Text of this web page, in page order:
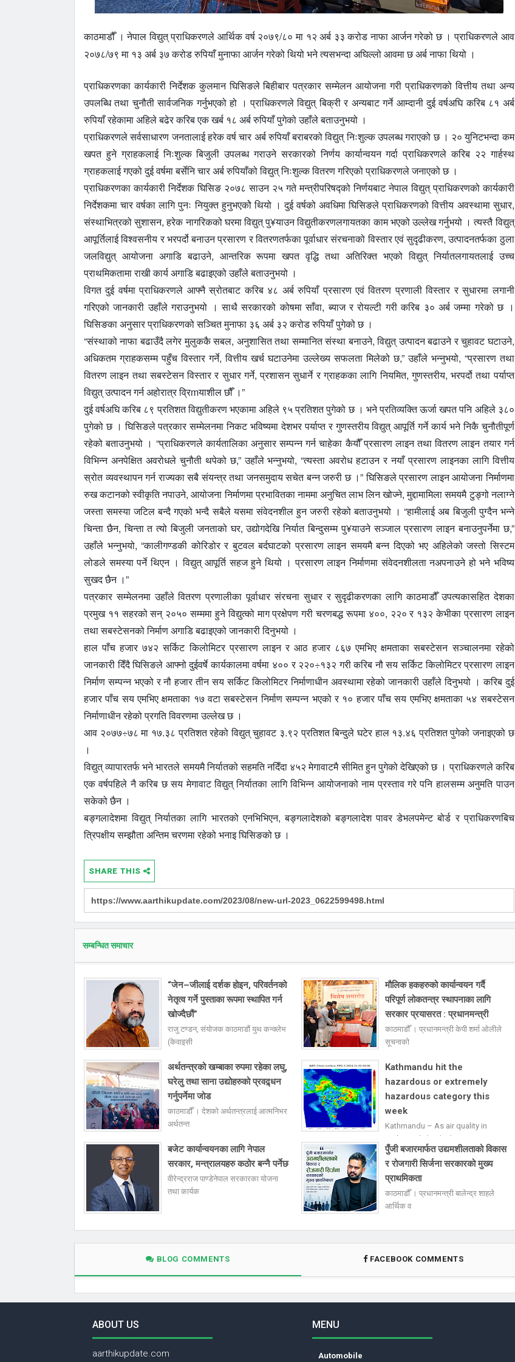
काठमाडौँ । नेपाल विद्युत् प्राधिकरणले आर्थिक वर्ष २०७९/८० मा १२ अर्ब ३३ करोड नाफा आर्जन गरेको छ । प्राधिकरणले आव
२०७८/७९ मा १३ अर्ब ३७ करोड रुपियाँ मुनाफा आर्जन गरेको थियो भने त्यसभन्दा अघिल्लो आवमा छ अर्ब नाफा थियो ।
प्राधिकरणका कार्यकारी निर्देशक कुलमान घिसिङले बिहीबार पत्रकार सम्मेलन आयोजना गरी प्राधिकरणको वित्तीय तथा अन्य
उपलब्धि तथा चुनौती सार्वजनिक गर्नुभएको हो । प्राधिकरणले विद्युत् बिक्री र अन्यबाट गर्ने आम्दानी दुई वर्षअघि करिब ८१ अर्ब
रुपियाँ रहेकामा अहिले बढेर करिब एक खर्ब १८ अर्ब रुपियाँ पुगेको उहाँले बताउनुभयो ।
प्राधिकरणले सर्वसाधारण जनतालाई हरेक वर्ष चार अर्ब रुपियाँ बराबरको विद्युत् निःशुल्क उपलब्ध गराएको छ । २० युनिटभन्दा कम
खपत हुने ग्राहकलाई निःशुल्क बिजुली उपलब्ध गराउने सरकारको निर्णय कार्यान्वयन गर्दा प्राधिकरणले करिब २२ गार्हस्थ
ग्राहकलाई गएको दुई वर्षमा बर्सेनि चार अर्ब रुपियाँको विद्युत् निःशुल्क वितरण गरिएको प्राधिकरणले जनाएको छ ।
प्राधिकरणका कार्यकारी निर्देशक घिसिङ २०७८ साउन २५ गते मन्त्रीपरिषद्को निर्णयबाट नेपाल विद्युत् प्राधिकरणको कार्यकारी
निर्देशकमा चार वर्षका लागि पुनः नियुक्त हुनुभएकोे थियो । दुई वर्षको अवधिमा घिसिङले प्राधिकरणको वित्तीय अवस्थामा सुधार,
संस्थाभित्रको सुशासन, हरेक नागरिकको घरमा विद्युत् पु¥याउन विद्युतीकरणलगायतका काम भएको उल्लेख गर्नुभयो । त्यस्तै विद्युत्
आपूर्तिलाई विश्वसनीय र भरपर्दो बनाउन प्रसारण र वितरणतर्फका पूर्वाधार संरचनाको विस्तार एवं सुदृढीकरण, उत्पादनतर्फका ठुला
जलविद्युत् आयोजना अगाडि बढाउने, आन्तरिक रूपमा खपत वृद्धि तथा अतिरिक्त भएको विद्युत् निर्यातलगायतलाई उच्च
प्राथमिकतामा राखी कार्य अगाडि बढाइएको उहाँले बताउनुभयो ।
विगत दुई वर्षमा प्राधिकरणले आफ्नै स्रोतबाट करिब ४८ अर्ब रुपियाँ प्रसारण एवं वितरण प्रणाली विस्तार र सुधारमा लगानी
गरिएको जानकारी उहाँले गराउनुभयो । साथै सरकारको कोषमा साँवा, ब्याज र रोयल्टी गरी करिब ३० अर्ब जम्मा गरेको छ ।
घिसिङका अनुसार प्राधिकरणको सञ्चित मुनाफा ३६ अर्ब ३२ करोड रुपियाँ पुगेको छ ।
“संस्थाको नाफा बढाउँदै लगेर मुलुककै सबल, अनुशासित तथा सम्मानित संस्था बनाउने, विद्युत् उत्पादन बढाउने र चुहावट घटाउने,
अधिकतम ग्राहकसम्म पहुँच विस्तार गर्ने, वित्तीय खर्च घटाउनेमा उल्लेख्य सफलता मिलेको छ,” उहाँले भन्नुभयो, “प्रसारण तथा
वितरण लाइन तथा सबस्टेसन विस्तार र सुधार गर्ने, प्रशासन सुधार्ने र ग्राहकका लागि नियमित, गुणस्तरीय, भरपर्दो तथा पर्याप्त
विद्युत् उत्पादन गर्न अहोरात्र व्रिmयाशील छौँ ।”
दुई वर्षअघि करिब ८९ प्रतिशत विद्युतीकरण भएकामा अहिले ९५ प्रतिशत पुगेको छ । भने प्रतिव्यक्ति ऊर्जा खपत पनि अहिले ३८०
पुगेको छ । घिसिङले पत्रकार सम्मेलनमा निकट भविष्यमा देशभर पर्याप्त र गुणस्तरीय विद्युत् आपूर्ति गर्ने कार्य भने निकै चुनौतीपूर्ण
रहेको बताउनुभयो । “प्राधिकरणले कार्यतालिका अनुसार सम्पन्न गर्न चाहेका कैयौँ प्रसारण लाइन तथा वितरण लाइन तयार गर्न
विभिन्न अनपेक्षित अवरोधले चुनौती थपेको छ,” उहाँले भन्नुभयो, “त्यस्ता अवरोध हटाउन र नयाँ प्रसारण लाइनका लागि वित्तीय
स्रोत व्यवस्थापन गर्न राज्यका सबै संयन्त्र तथा जनसमुदाय सचेत बन्न जरुरी छ ।” घिसिङले प्रसारण लाइन आयोजना निर्माणमा
रुख कटानको स्वीकृति नपाउने, आयोजना निर्माणमा प्रभावितका नाममा अनुचित लाभ लिन खोज्ने, मुद्दामामिला समयमै टुङ्गो नलाग्ने
जस्ता समस्या जटिल बन्दै गएको भन्दै सबैले यसमा संवेदनशील हुन जरुरी रहेको बताउनुभयो । “हामीलाई अब बिजुली पुग्दैन भन्ने
चिन्ता छैन, चिन्ता त त्यो बिजुली जनताको घर, उद्योगदेखि निर्यात बिन्दुसम्म पु¥याउने सञ्जाल प्रसारण लाइन बनाउनुपर्नेमा छ,”
उहाँले भन्नुभयो, “कालीगण्डकी कोरिडोर र बुटवल बर्दघाटको प्रसारण लाइन समयमै बन्न दिएको भए अहिलेको जस्तो सिस्टम
लोडले समस्या पर्ने थिएन । विद्युत् आपूर्ति सहज हुने थियो । प्रसारण लाइन निर्माणमा संवेदनशीलता नअपनाउने हो भने भविष्य
सुखद छैन ।”
पत्रकार सम्मेलनमा उहाँले वितरण प्रणालीका पूर्वाधार संरचना सुधार र सुदृढीकरणका लागि काठमाडौँ उपत्यकासहित देशका
प्रमुख ११ सहरको सन् २०५० सम्ममा हुने विद्युत्को माग प्रक्षेपण गरी चरणबद्ध रूपमा ४००, २२० र १३२ केभीका प्रसारण लाइन
तथा सबस्टेसनको निर्माण अगाडि बढाइएको जानकारी दिनुभयो ।
हाल पाँच हजार ७४२ सर्किट किलोमिटर प्रसारण लाइन र आठ हजार ८६७ एमभिए क्षमताका सबस्टेसन सञ्चालनमा रहेको
जानकारी दिँदै घिसिङले आफ्नो दुईवर्षे कार्यकालमा वर्षमा ४०० र २२०÷१३२ गरी करिब नौ सय सर्किट किलोमिटर प्रसारण लाइन
निर्माण सम्पन्न भएको र नौ हजार तीन सय सर्किट किलोमिटर निर्माणाधीन अवस्थामा रहेको जानकारी उहाँले दिनुभयो । करिब दुई
हजार पाँच सय एमभिए क्षमताका १७ वटा सबस्टेसन निर्माण सम्पन्न भएको र १० हजार पाँच सय एमभिए क्षमताका ५४ सबस्टेसन
निर्माणाधीन रहेको प्रगति विवरणमा उल्लेख छ ।
आव २०७७÷७८ मा १७.३८ प्रतिशत रहेको विद्युत् चुहावट ३.९२ प्रतिशत बिन्दुले घटेर हाल १३.४६ प्रतिशत पुगेको जनाइएको छ
।
विद्युत् व्यापारतर्फ भने भारतले समयमै निर्यातको सहमति नदिँदा ४५२ मेगावाटमै सीमित हुन पुगेको देखिएको छ । प्राधिकरणले करिब
एक वर्षपहिले नै करिब छ सय मेगावाट विद्युत् निर्यातका लागि विभिन्न आयोजनाको नाम प्रस्ताव गरे पनि हालसम्म अनुमति पाउन
सकेको छैन ।
बङ्गलादेशमा विद्युत् निर्यातका लागि भारतको एनभिभिएन, बङ्गलादेशको बङ्गलादेश पावर डेभलपमेन्ट बोर्ड र प्राधिकरणबिच
त्रिपक्षीय सम्झौता अन्तिम चरणमा रहेको भनाइ घिसिङको छ ।
SHARE THIS
सम्बन्धित समाचार
“जेन–जीलाई दर्शक होइन, परिवर्तनको
नेतृत्व गर्ने पुस्ताका रूपमा स्थापित गर्न
खोज्दैछौं”
राजु टण्डन, संयोजक काठमाडौं युथ कन्क्लेभ
(केवाइसी
मौलिक हकहरुको कार्यान्वयन गर्दै
परिपूर्ण लोकतन्त्र स्थापनाका लागि
सरकार प्रयासरत : प्रधानमन्त्री
काठमाडौँ । प्रधानमन्त्री केपी शर्मा ओलीले
सूचनाको
अर्थतन्त्रको खम्बाका रुपमा रहेका लघु,
घरेलु तथा साना उद्योहरुको प्रवद्र्धन
गर्नुपर्नेमा जोड
काठमाडौँ । देशको अर्थतन्त्रलाई आत्मनिभर
अर्थतन्त
Kathmandu hit the
hazardous or extremely
hazardous category this
week
Kathmandu – As air quality in
Kathmandu hit the h
बजेट कार्यान्वयनका लागि नेपाल
सरकार, मन्त्रालयहरु कठोर बन्नै पर्नेछ
वीरेन्द्रराज पाण्डेनेपाल सरकारका योजना
तथा कार्यक
पुँजी बजारमार्फत उद्यमशीलताको विकास
र रोजगारी सिर्जना सरकारको मुख्य
प्राथमिकता
काठमाडौँ । प्रधानमन्त्री बालेन्द्र शाहले
आर्थिक व
BLOG COMMENTS FACEBOOK COMMENTS
ABOUT US
aarthikupdate.com
MENU
Automobile